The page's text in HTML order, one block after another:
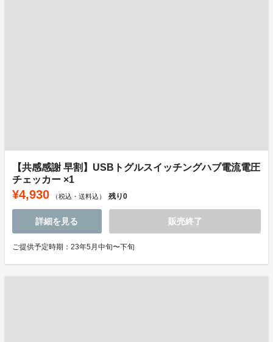
【共感感謝 早割】USBトグルスイッチングハブ電流電圧
チェッカー ×1
¥4,930 （税込・送料込） 残り0
詳細を見る 販売終了
ご提供予定時期：23年5月中旬〜下旬